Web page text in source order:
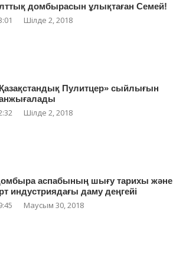
домбырасын ұлықтаған Семей!
Шілде 2, 2018
Пулитцер» сыйлығын
Шілде 2, 2018
аспабының шығу тарихы және
индустриядағы даму деңгейі
Маусым 30, 2018